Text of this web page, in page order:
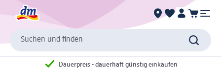
Suchen und finden
Dauerpreis - dauerhaft günstig einkaufen